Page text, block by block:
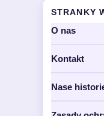
STRANKY
O nas
Kontakt
Nase